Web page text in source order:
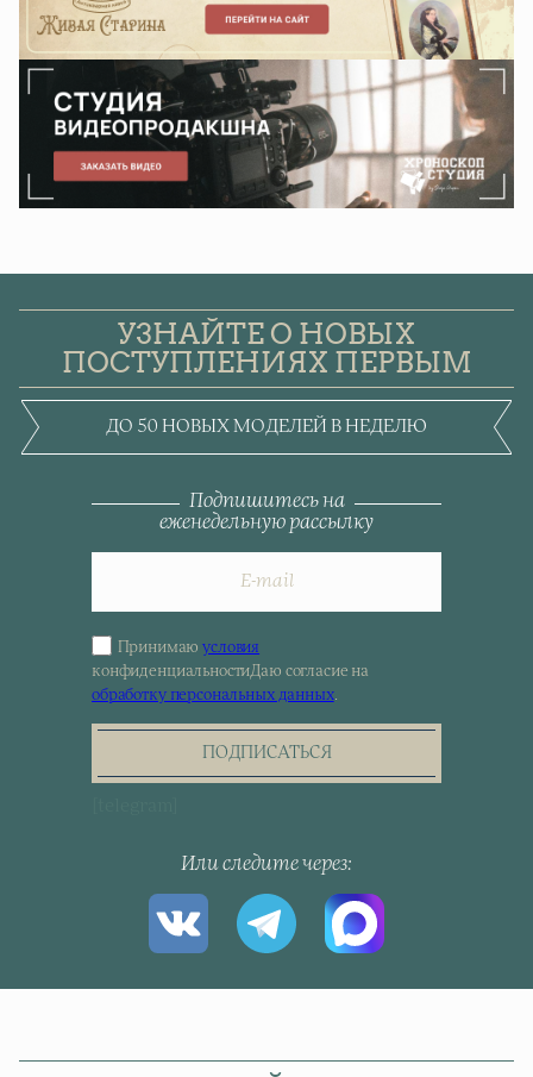
УЗНАЙТЕ О НОВЫХ
ПОСТУПЛЕНИЯХ ПЕРВЫМ
ДО 50 НОВЫХ МОДЕЛЕЙ В НЕДЕЛЮ
Подпишитесь на
еженедельную рассылку
Sign
up
for
the
Принимаюусловия
конфиденциальностиДаю согласие на
обработку персональных данных.
ПОДПИСАТЬСЯ
Или следите через